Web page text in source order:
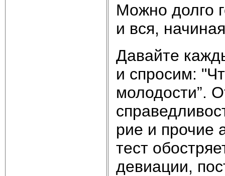
Мож­но дол­го
и вся,
Да­вай­те
и спро­сим:
мо­ло­до­сти”.
рие и про­чие
тест
де­виа­ции,